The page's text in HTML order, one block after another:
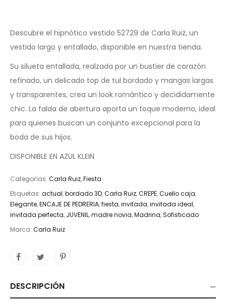
Descubre el hipnótico vestido 52729 de Carla Ruiz, un
vestido largo y entallado, disponible en nuestra tienda.
Su silueta entallada, realzada por un bustier de corazón
refinado, un delicado top de tul bordado y mangas largas
y transparentes, crea un look romántico y decididamente
chic. La falda de abertura aporta un toque moderno, ideal
para quienes buscan un conjunto excepcional para la
boda de sus hijos.
DISPONIBLE EN AZUL KLEIN
Categorías: Carla Ruiz,Fiesta
Etiquetas: actual,bordado 3D,Carla Ruiz,CREPE,Cuello caja,
Elegante,ENCAJE DE PEDRERIA,fiesta,invitada,invitada ideal,
invitada perfecta, JUVENIL,madre novia,Madrina,Sofisticado
Marca: Carla Ruiz
DESCRIPCIÓN